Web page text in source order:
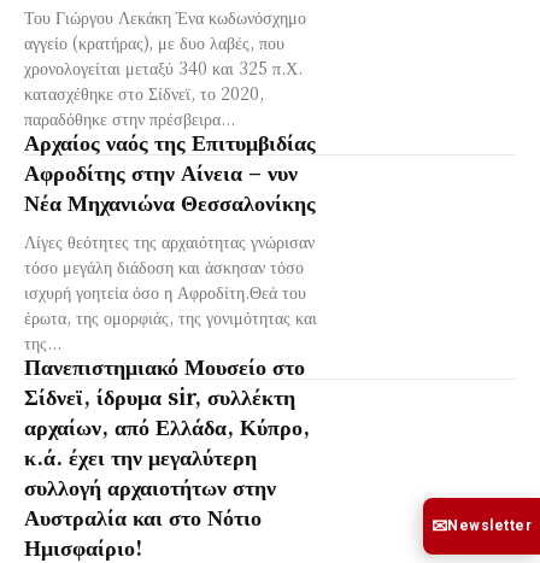
Του Γιώργου Λεκάκη Ένα κωδωνόσχημο
αγγείο (κρατήρας), με δυο λαβές, που
χρονολογείται μεταξύ 340 και 325 π.Χ.
κατασχέθηκε στο Σίδνεϊ, το 2020,
παραδόθηκε στην πρέσβειρα...
Αρχαίος ναός της Επιτυμβιδίας
Αφροδίτης στην Αίνεια – νυν
Νέα Μηχανιώνα Θεσσαλονίκης
Λίγες θεότητες της αρχαιότητας γνώρισαν
τόσο μεγάλη διάδοση και άσκησαν τόσο
ισχυρή γοητεία όσο η Αφροδίτη.Θεά του
έρωτα, της ομορφιάς, της γονιμότητας και
της...
Πανεπιστημιακό Μουσείο στο
Σίδνεϊ, ίδρυμα sir, συλλέκτη
αρχαίων, από Ελλάδα, Κύπρο,
κ.ά. έχει την μεγαλύτερη
συλλογή αρχαιοτήτων στην
Αυστραλία και στο Νότιο
Ημισφαίριο!
✉Newsletter